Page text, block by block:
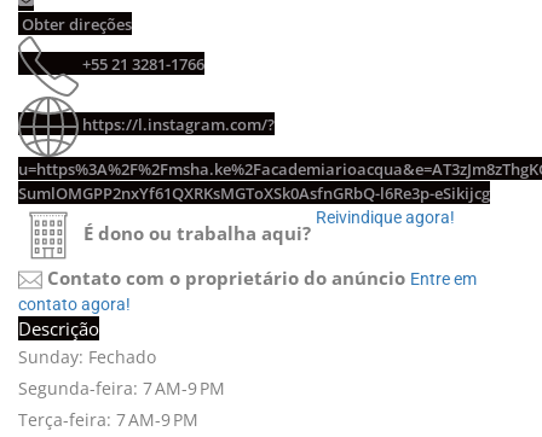
Obter direções
+55 21 3281-1766
https://l.instagram.com/?
SumlOMGPP2nxYf61QXRKsMGToXSk0AsfnGRbQ-l6Re3p-eSikijcg
É dono ou trabalha aqui?
Reivindique agora!
Contato com o proprietário do anúncio Entre em
contato agora!
Descrição
Sunday: Fechado
Segunda-feira: 7 AM-9 PM
Terça-feira: 7 AM-9 PM